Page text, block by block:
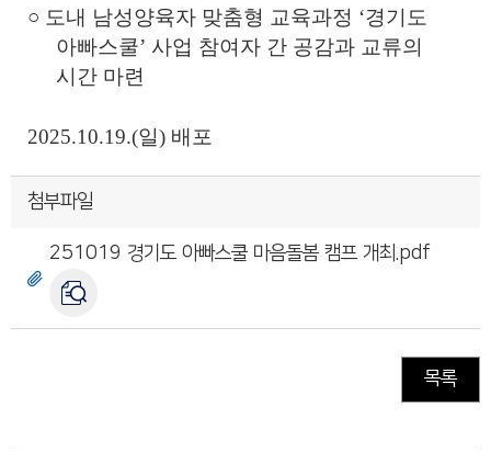
○ 도내 남성양육자 맞춤형 교육과정 ‘경기도
아빠스쿨’ 사업 참여자 간 공감과 교류의
시간 마련
2025.10.19.(일) 배포
첨부파일
251019 경기도 아빠스쿨 마음돌봄 캠프 개최.pdf
목록